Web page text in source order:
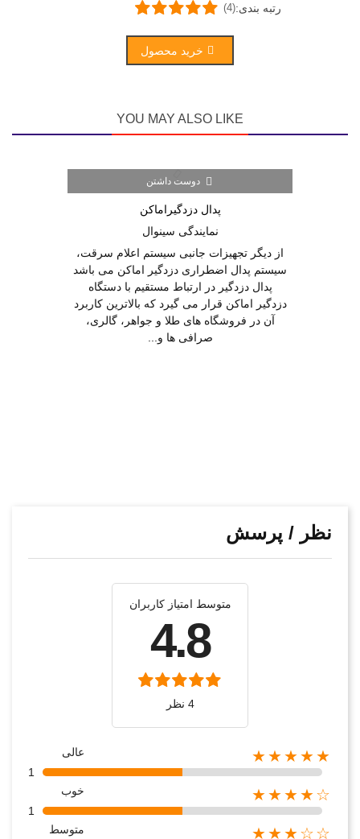
رتبه بندی:(4)
خرید محصول
YOU MAY ALSO LIKE
دوست داشتن
پدال دزدگیراماکن
نمایندگی سینوال
از دیگر تجهیزات جانبی سیستم اعلام سرقت،
سیستم پدال اضطراری دزدگیر اماکن می باشد
پدال دزدگیر در ارتباط مستقیم با دستگاه
دزدگیر اماکن قرار می گیرد که بالاترین کاربرد
آن در فروشگاه های طلا و جواهر، گالری،
صرافی ها و...
نظر / پرسش
متوسط امتیاز کاربران
4.8
4 نظر
★★★★★
عالی
1
★★★★☆
خوب
1
★★★☆☆
متوسط